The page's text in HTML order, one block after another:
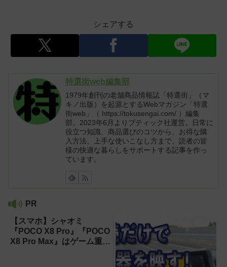
シェアする
特選街web編集部
1979年創刊の老舗商品情報誌「特選街」（マ
キノ出版）を起源とするWebマガジン「特選
街web」（ https://tokusengai.com/ ）編集
部。2023年6月よりブティック社運営。日常に
役立つ知識、商品選びのコツから、お得な購
入方法、上手な使いこなし方まで、読者の皆
様の快適な暮らしをサポートする記事を作っ
ています。
PR
【スマホ】シャオミ
『POCO X8 Pro』『POCO
X8 Pro Max』はゲーム重視